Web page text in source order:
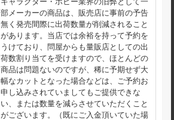
キャラクター・ホビー業界の旧弊として一
部メーカーの商品は、販売店に事前の予告
無く発売間際に出荷数量が削減されること
があります。当店では余裕を持って予約を
うけており、問屋からも量販店としての出
荷数割り当てを受けますので、ほとんどの
商品は問題ないのですが、稀に予期せず大
幅なカットとなった場合などは、ご予約お
申し込みされていましてもご提供できな
い、または数量を減らさせていただくこと
がございます。（既にご入金頂いていた場